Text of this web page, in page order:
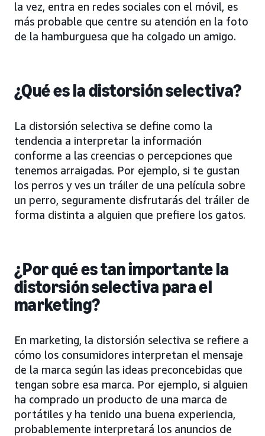
la vez, entra en redes sociales con el móvil, es
más probable que centre su atención en la foto
de la hamburguesa que ha colgado un amigo.
¿Qué es la distorsión selectiva?
La distorsión selectiva se define como la
tendencia a interpretar la información
conforme a las creencias o percepciones que
tenemos arraigadas. Por ejemplo, si te gustan
los perros y ves un tráiler de una película sobre
un perro, seguramente disfrutarás del tráiler de
forma distinta a alguien que prefiere los gatos.
¿Por qué es tan importante la
distorsión selectiva para el
marketing?
En marketing, la distorsión selectiva se refiere a
cómo los consumidores interpretan el mensaje
de la marca según las ideas preconcebidas que
tengan sobre esa marca. Por ejemplo, si alguien
ha comprado un producto de una marca de
portátiles y ha tenido una buena experiencia,
probablemente interpretará los anuncios de